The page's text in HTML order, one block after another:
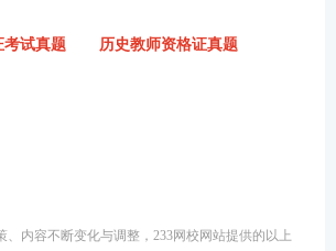
考试真题 历史教师资格证真题
、内容不断变化与调整，233网校网站提供的以上